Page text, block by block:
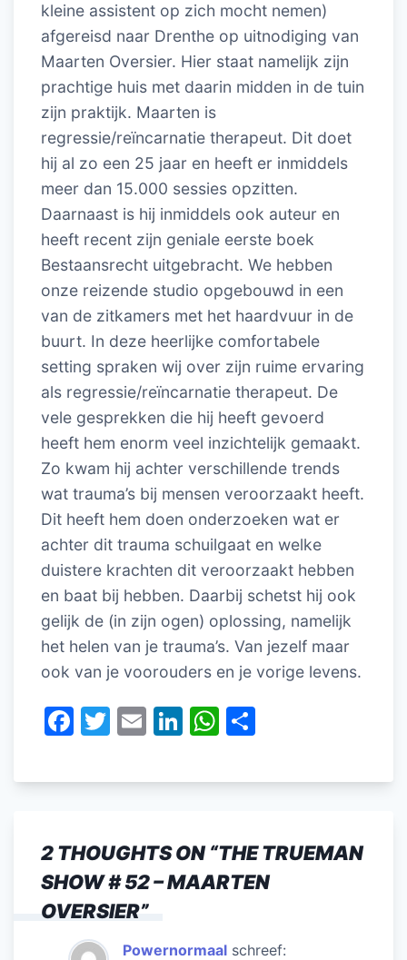
kleine assistent op zich mocht nemen)
afgereisd naar Drenthe op uitnodiging van
Maarten Oversier. Hier staat namelijk zijn
prachtige huis met daarin midden in de tuin
zijn praktijk. Maarten is
regressie/reïncarnatie therapeut. Dit doet
hij al zo een 25 jaar en heeft er inmiddels
meer dan 15.000 sessies opzitten.
Daarnaast is hij inmiddels ook auteur en
heeft recent zijn geniale eerste boek
Bestaansrecht uitgebracht. We hebben
onze reizende studio opgebouwd in een
van de zitkamers met het haardvuur in de
buurt. In deze heerlijke comfortabele
setting spraken wij over zijn ruime ervaring
als regressie/reïncarnatie therapeut. De
vele gesprekken die hij heeft gevoerd
heeft hem enorm veel inzichtelijk gemaakt.
Zo kwam hij achter verschillende trends
wat trauma’s bij mensen veroorzaakt heeft.
Dit heeft hem doen onderzoeken wat er
achter dit trauma schuilgaat en welke
duistere krachten dit veroorzaakt hebben
en baat bij hebben. Daarbij schetst hij ook
gelijk de (in zijn ogen) oplossing, namelijk
het helen van je trauma’s. Van jezelf maar
ook van je voorouders en je vorige levens.
F
c
b
o
o
k
T
itt
E
ai
Li
k
dI
n
W
at
A
p
p
e
2 THOUGHTS ON “THE TRUEMAN
SHOW # 52 – MAARTEN
OVERSIER”
Powernormaal schreef: